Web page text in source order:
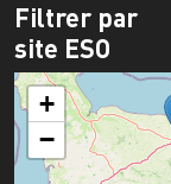
Filtrer par
site ESO
+
−